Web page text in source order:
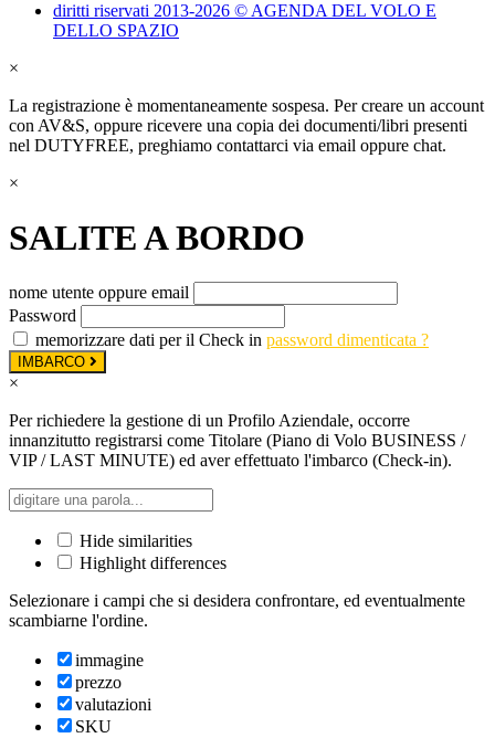
diritti riservati 2013-2026 © AGENDA DEL VOLO E
DELLO SPAZIO
×
La registrazione è momentaneamente sospesa. Per creare un account
con AV&S, oppure ricevere una copia dei documenti/libri presenti
nel DUTYFREE, preghiamo contattarci via email oppure chat.
×
SALITE A BORDO
nome utente oppure email
Password
memorizzare dati per il Check in password dimenticata ?
IMBARCO
×
Per richiedere la gestione di un Profilo Aziendale, occorre
innanzitutto registrarsi come Titolare (Piano di Volo BUSINESS /
VIP / LAST MINUTE) ed aver effettuato l'imbarco (Check-in).
Hide similarities
Highlight differences
Selezionare i campi che si desidera confrontare, ed eventualmente
scambiarne l'ordine.
immagine
prezzo
valutazioni
SKU